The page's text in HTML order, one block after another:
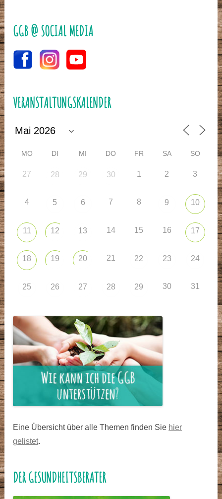
GGB @ SOCIAL MEDIA
VERANSTALTUNGSKALENDER
MO DI MI DO FR SA SO
27 28 29 30 1 2 3
4 5 6 7 8 9 10
11 12 13 14 15 16 17
18 19 20 21 22 23 24
25 26 27 28 29 30 31
Eine Übersicht über alle Themen finden Sie hier
gelistet.
DER GESUNDHEITSBERATER